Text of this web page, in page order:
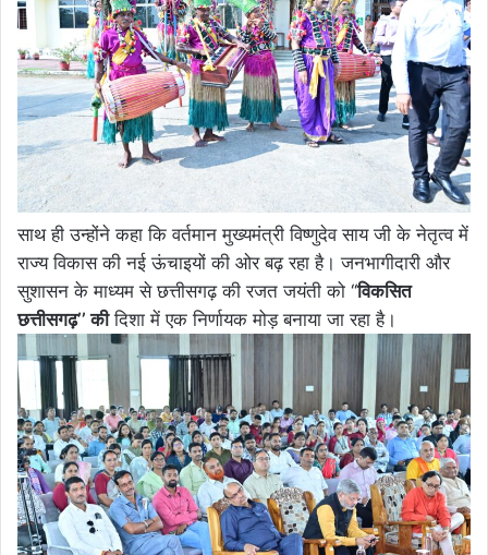
साथ ही उन्होंने कहा कि वर्तमान मुख्यमंत्री विष्णुदेव साय जी के नेतृत्व में
राज्य विकास की नई ऊंचाइयों की ओर बढ़ रहा है। जनभागीदारी और
सुशासन के माध्यम से छत्तीसगढ़ की रजत जयंती को ‘‘विकसित
छत्तीसगढ़’’ कीदिशा में एक निर्णायक मोड़ बनाया जा रहा है।